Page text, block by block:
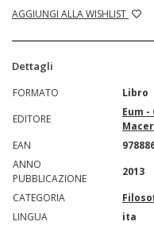
AGGIUNGI ALLA WISHLIST
Dettagli
FORMATO
Libro
EDITORE
Eum
EAN
ANNO
PUBBLICAZIONE
2013
CATEGORIA
LINGUA
ita